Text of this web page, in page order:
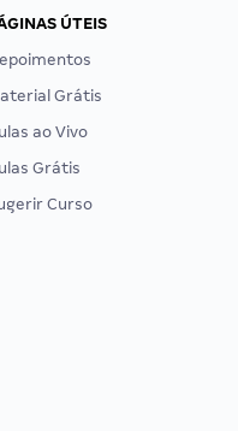
ÚTEIS
Grátis
ao Vivo
Grátis
Curso